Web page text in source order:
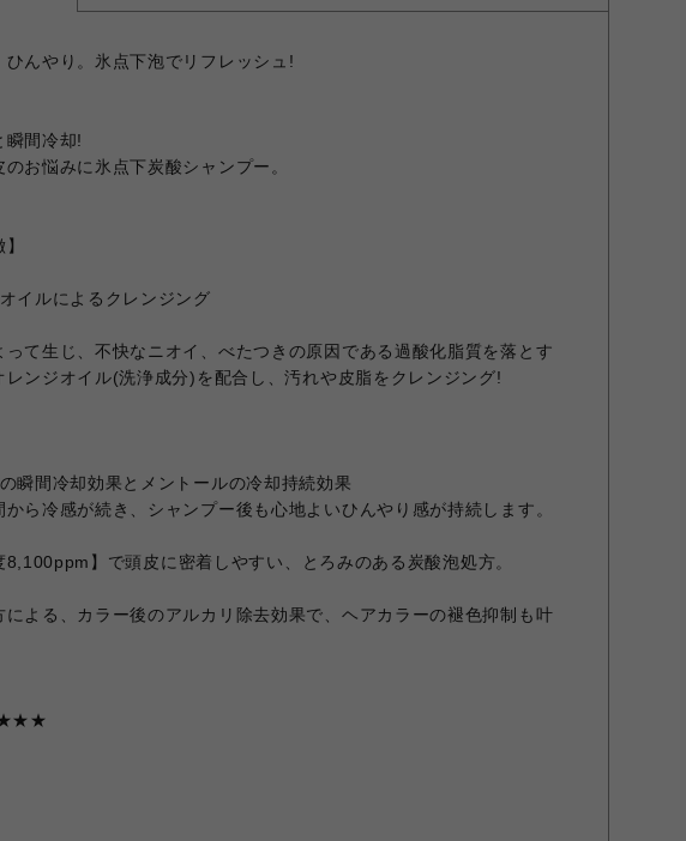
ひんやり。氷点下泡でリフレッシュ!
瞬間冷却!
お悩みに氷点下炭酸シャンプー。
イルによるクレンジング
って生じ、不快なニオイ、べたつきの原因である過酸化脂質を落とす
レンジオイル(洗浄成分)を配合し、汚れや皮脂をクレンジング!
瞬間冷却効果とメントールの冷却持続効果
から冷感が続き、シャンプー後も心地よいひんやり感が持続します。
8,100ppm】で頭皮に密着しやすい、とろみのある炭酸泡処方。
による、カラー後のアルカリ除去効果で、ヘアカラーの褪色抑制も叶
★★★